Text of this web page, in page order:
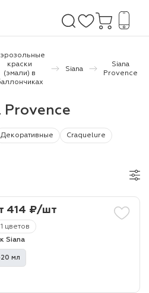
краски
(эмали) в
Siana
Siana
Provence
Provence
Декоративные Craquelure
1 цветов
414 ₽/шт
Siana
мл